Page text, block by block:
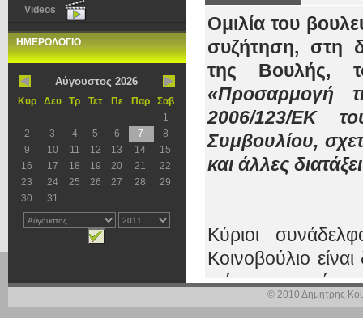
Videos
ΗΜΕΡΟΛΟΓΙΟ
Αύγουστος 2026
Κυρ Δευ Τρ Τετ Πε Παρ
Σαβ
1
2
3 4 5 6 7
8
9
10 11 12 13 14
15
16
17 18 19 20 21
22
23
24 25 26 27 28
29
30
31
Ομιλία του
συζήτηση, στη
της Βουλής,
«Προσαρμογή
2006/123/ΕΚ
Συμβουλίου,
και άλλες
Κύριοι
Κοινοβούλιο
κείμενο που είχε
Οδηγίας αυτής
© 2010 Δημήτρης